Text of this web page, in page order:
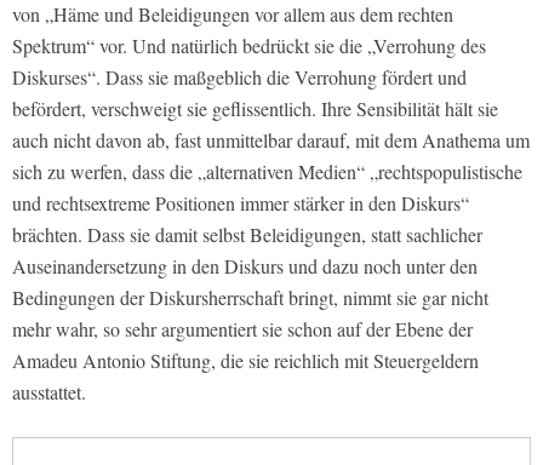
von „Häme und Beleidigungen vor allem aus dem rechten
Spektrum“ vor. Und natürlich bedrückt sie die „Verrohung des
Diskurses“. Dass sie maßgeblich die Verrohung fördert und
befördert, verschweigt sie geflissentlich. Ihre Sensibilität hält sie
auch nicht davon ab, fast unmittelbar darauf, mit dem Anathema um
sich zu werfen, dass die „alternativen Medien“ „rechtspopulistische
und rechtsextreme Positionen immer stärker in den Diskurs“
brächten. Dass sie damit selbst Beleidigungen, statt sachlicher
Auseinandersetzung in den Diskurs und dazu noch unter den
Bedingungen der Diskursherrschaft bringt, nimmt sie gar nicht
mehr wahr, so sehr argumentiert sie schon auf der Ebene der
Amadeu Antonio Stiftung, die sie reichlich mit Steuergeldern
ausstattet.